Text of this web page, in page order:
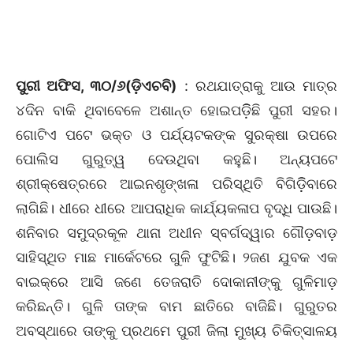
ପୁରୀ ଅଫିସ, ୩୦/୬(ଡ଼ିଏଚବି) : ରଥଯାତ୍ରାକୁ ଆଉ ମାତ୍ର
୪ଦିନ ବାକି ଥିବାବେଳେ ଅଶାନ୍ତ ହୋଇପଡ଼ିିଛି ପୁରୀ ସହର।
ଗୋଟିଏ ପଟେ ଭକ୍ତ ଓ ପର୍ଯ୍ୟଟକଙ୍କ ସୁରକ୍ଷା ଉପରେ
ପୋଲିସ ଗୁରୁତ୍ୱ ଦେଉଥିବା କହୁଛି। ଅନ୍ୟପଟେ
ଶ୍ରୀକ୍ଷେତ୍ରରେ ଆଇନଶୃଙ୍ଖଳା ପରିସ୍ଥିତି ବିଗିଡ଼ିିବାରେ
ଲାଗିଛି। ଧୀରେ ଧୀରେ ଆପରାଧିକ କାର୍ଯ୍ୟକଳାପ ବୃଦ୍ଧି ପାଉଛି।
ଶନିବାର ସମୁଦ୍ରକୂଳ ଥାନା ଅଧୀନ ସ୍ବର୍ଗଦ୍ୱାର ଗୌଡ଼ବାଡ଼
ସାହିସ୍ଥିତ ମାଛ ମାର୍କେଟରେ ଗୁଳି ଫୁଟିଛି। ୨ଜଣ ଯୁବକ ଏକ
ବାଇକ୍‌ରେ ଆସି ଜଣେ ତେଜରାତି ଦୋକାନୀଙ୍କୁ ଗୁଳିମାଡ଼
କରିଛନ୍ତି। ଗୁଳି ତାଙ୍କ ବାମ ଛାତିରେ ବାଜିଛି। ଗୁରୁତର
ଅବସ୍ଥାରେ ତାଙ୍କୁ ପ୍ରଥମେ ପୁରୀ ଜିଲା ମୁଖ୍ୟ ଚିକିତ୍ସାଳୟ